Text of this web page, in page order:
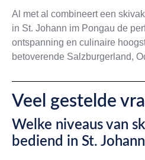
Al met al combineert een
in St. Johann im Pongau de
ontspanning en culinaire
betoverende Salzburgerland,
Veel gestelde
Welke niveaus van
bediend in St.